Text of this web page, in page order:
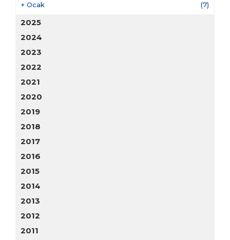
+ Ocak (7)
2025
2024
2023
2022
2021
2020
2019
2018
2017
2016
2015
2014
2013
2012
2011